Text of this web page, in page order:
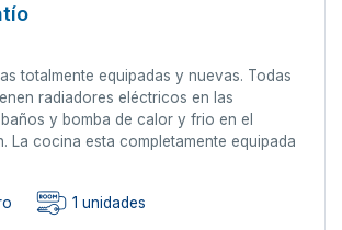
totalmente equipadas y nuevas. Todas
radiadores eléctricos en las
y bomba de calor y frio en el
La cocina esta completamente equipada
1 unidades